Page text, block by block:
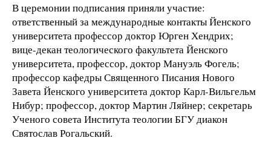
В церемонии подписания приняли участие:
ответственный за международные контакты Йенского
университета профессор доктор Юрген Хендрих;
вице-декан теологического факультета Йенского
университета, профессор, доктор Мануэль Фогель;
профессор кафедры Священного Писания Нового
Завета Йенского университета доктор Карл-Вильгельм
Нибур; профессор, доктор Мартин Ляйнер; секретарь
Ученого совета Института теологии БГУ диакон
Святослав Рогальский.